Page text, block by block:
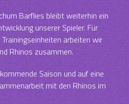
Barflies bleibt weiterhin ein
unserer Spieler. Für
arbeiten wir
Rhinos zusammen.
Saison und auf eine
mit den Rhinos im